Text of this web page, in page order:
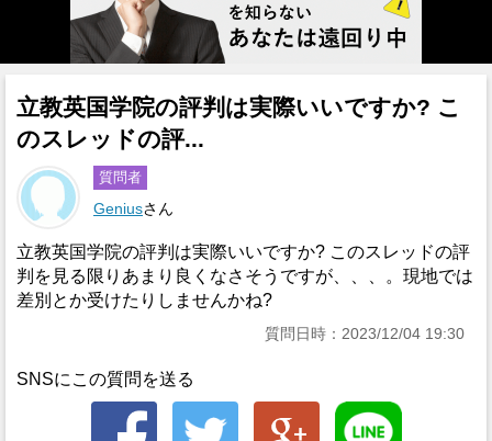
立教英国学院の評判は実際いいですか? こ
のスレッドの評...
質問者
Geniusさん
立教英国学院の評判は実際いいですか? このスレッドの評
判を見る限りあまり良くなさそうですが、、、。現地では
差別とか受けたりしませんかね?
質問日時：2023/12/04 19:30
SNSにこの質問を送る